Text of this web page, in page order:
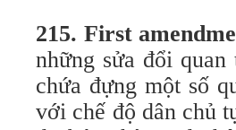
215. First
những sửa đổi
chứa đựng một số
với chế độ dân chủ